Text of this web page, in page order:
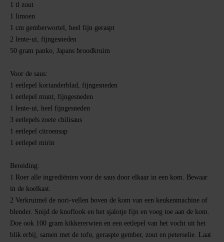
1 tl zout
1 limoen
1 cm gemberwortel, heel fijn geraspt
2 lente-ui, fijngesneden
50 gram panko, Japans broodkruim
Voor de saus:
1 eetlepel korianderblad, fijngesneden
1 eetlepel munt, fijngesneden
1 lente-ui, heel fijngesneden
3 eetlepels zoete chilisaus
1 eetlepel citroensap
1 eetlepel mirin
Bereiding:
1
Roer alle ingrediënten voor de saus door elkaar in een kom. Bewaar
in de koelkast.
2 Verkruimel de nori-vellen boven de kom van een keukenmachine of
blender. Snijd de knoflook en het sjalotje fijn en voeg toe aan de kom.
Doe ook 100 gram kikkererwten en een eetlepel van het vocht uit het
blik erbij, samen met de tofu, geraspte gember, zout en peterselie. Laat